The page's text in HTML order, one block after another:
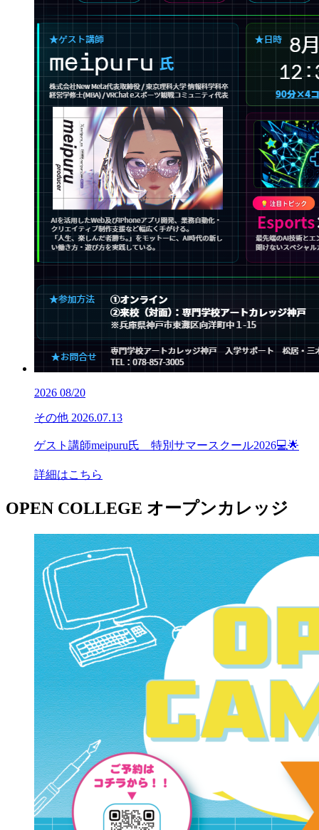
2026 08/20
その他 2026.07.13
ゲスト講師meipuru氏 特別サマースクール2026💻🌟
詳細はこちら
OPEN COLLEGE オープンカレッジ